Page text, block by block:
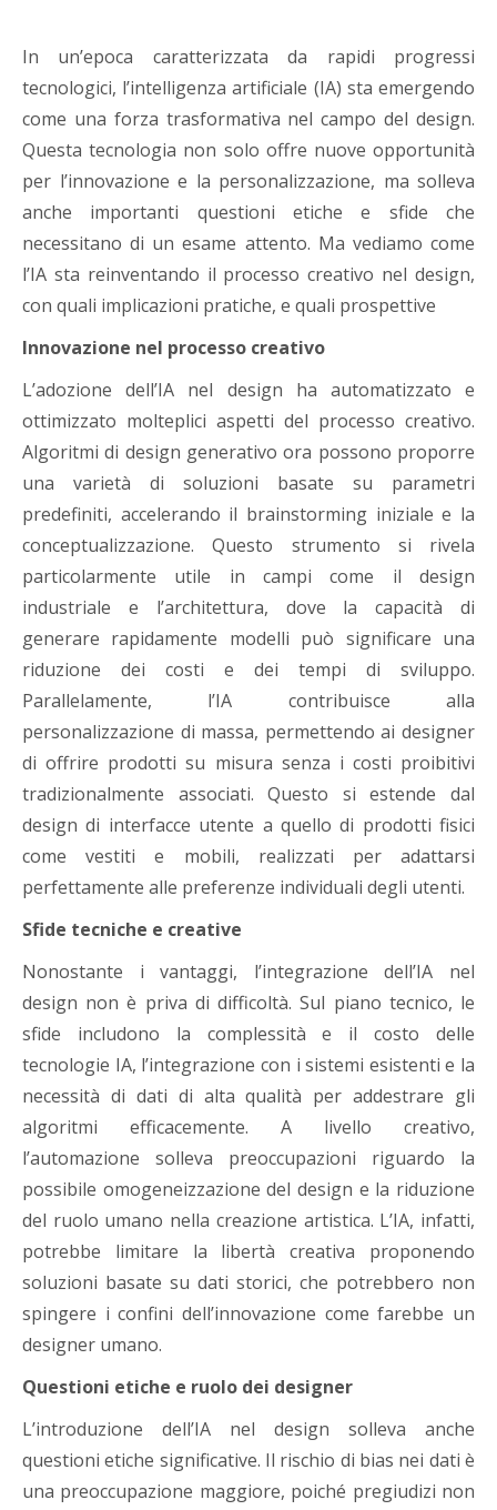
In un’epoca caratterizzata da rapidi progressi
tecnologici, l’intelligenza artificiale (IA) sta emergendo
come una forza trasformativa nel campo del design.
Questa tecnologia non solo offre nuove opportunità
per l’innovazione e la personalizzazione, ma solleva
anche importanti questioni etiche e sfide che
necessitano di un esame attento. Ma vediamo come
l’IA sta reinventando il processo creativo nel design,
con quali implicazioni pratiche, e quali prospettive
Innovazione nel processo creativo
L’adozione dell’IA nel design ha automatizzato e
ottimizzato molteplici aspetti del processo creativo.
Algoritmi di design generativo ora possono proporre
una varietà di soluzioni basate su parametri
predefiniti, accelerando il brainstorming iniziale e la
conceptualizzazione. Questo strumento si rivela
particolarmente utile in campi come il design
industriale e l’architettura, dove la capacità di
generare rapidamente modelli può significare una
riduzione dei costi e dei tempi di sviluppo.
Parallelamente, l’IA contribuisce alla
personalizzazione di massa, permettendo ai designer
di offrire prodotti su misura senza i costi proibitivi
tradizionalmente associati. Questo si estende dal
design di interfacce utente a quello di prodotti fisici
come vestiti e mobili, realizzati per adattarsi
perfettamente alle preferenze individuali degli utenti.
Sfide tecniche e creative
Nonostante i vantaggi, l’integrazione dell’IA nel
design non è priva di difficoltà. Sul piano tecnico, le
sfide includono la complessità e il costo delle
tecnologie IA, l’integrazione con i sistemi esistenti e la
necessità di dati di alta qualità per addestrare gli
algoritmi efficacemente. A livello creativo,
l’automazione solleva preoccupazioni riguardo la
possibile omogeneizzazione del design e la riduzione
del ruolo umano nella creazione artistica. L’IA, infatti,
potrebbe limitare la libertà creativa proponendo
soluzioni basate su dati storici, che potrebbero non
spingere i confini dell’innovazione come farebbe un
designer umano.
Questioni etiche e ruolo dei designer
L’introduzione dell’IA nel design solleva anche
questioni etiche significative. Il rischio di bias nei dati è
una preoccupazione maggiore, poiché pregiudizi non